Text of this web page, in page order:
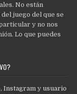
No están
juego del que se
y no nos
Lo que puedes
,Instagram y usuario